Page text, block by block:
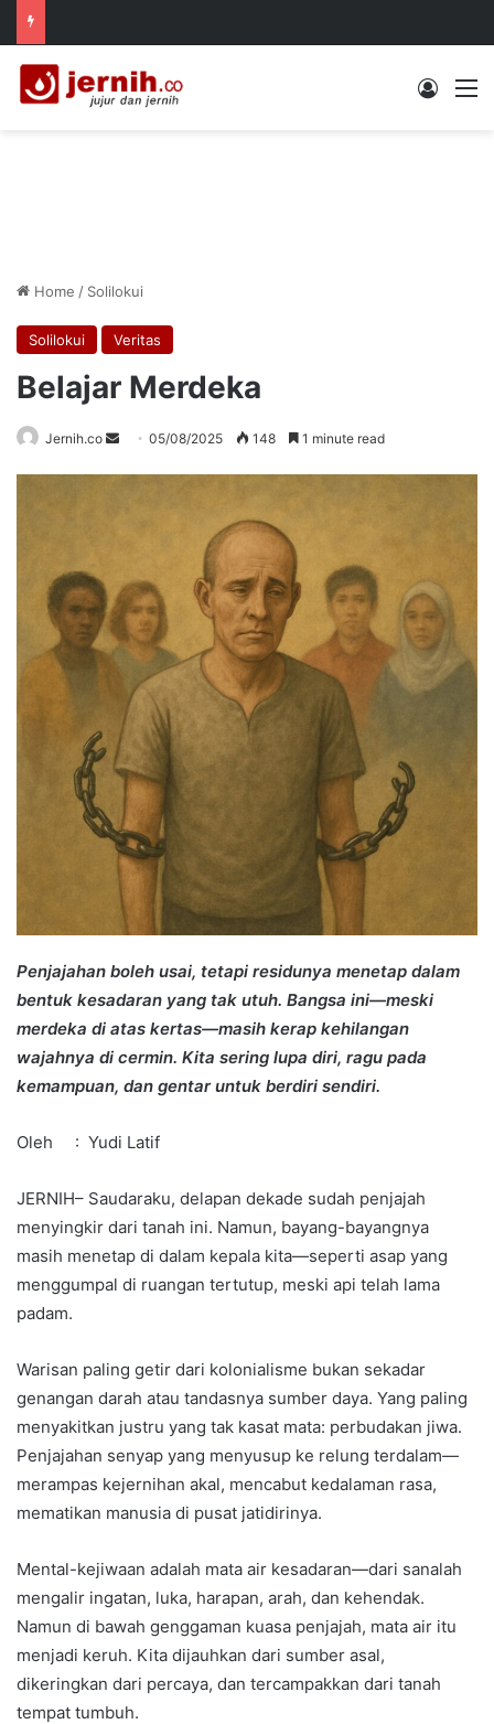
Log In
Home / Solilokui
Solilokui Veritas
Belajar Merdeka
Jernih.co
Send05/08/2025 148 1 minute read
Penjajahan boleh usai, tetapi residunya menetap dalam
bentuk kesadaran yang tak utuh. Bangsa ini—meski
merdeka di atas kertas—masih kerap kehilangan
wajahnya di cermin. Kita sering lupa diri, ragu pada
kemampuan, dan gentar untuk berdiri sendiri.
Oleh : Yudi Latif
JERNIH– Saudaraku, delapan dekade sudah penjajah
menyingkir dari tanah ini. Namun, bayang-bayangnya
masih menetap di dalam kepala kita—seperti asap yang
menggumpal di ruangan tertutup, meski api telah lama
padam.
Warisan paling getir dari kolonialisme bukan sekadar
genangan darah atau tandasnya sumber daya. Yang paling
menyakitkan justru yang tak kasat mata: perbudakan jiwa.
Penjajahan senyap yang menyusup ke relung terdalam—
merampas kejernihan akal, mencabut kedalaman rasa,
mematikan manusia di pusat jatidirinya.
Mental-kejiwaan adalah mata air kesadaran—dari sanalah
mengalir ingatan, luka, harapan, arah, dan kehendak.
Namun di bawah genggaman kuasa penjajah, mata air itu
menjadi keruh. Kita dijauhkan dari sumber asal,
dikeringkan dari percaya, dan tercampakkan dari tanah
tempat tumbuh.